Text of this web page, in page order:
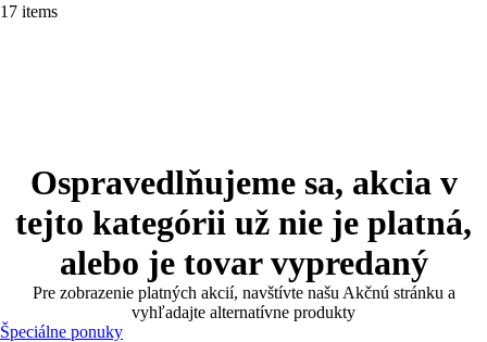
17 items
Ospravedlňujeme sa, akcia v
tejto kategórii už nie je platná,
alebo je tovar vypredaný
Pre zobrazenie platných akcií, navštívte našu Akčnú stránku a
vyhľadajte alternatívne produkty
Špeciálne ponuky